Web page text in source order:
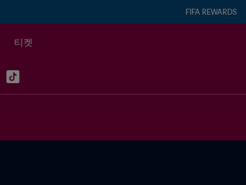
FIFA REWARDS
티켓